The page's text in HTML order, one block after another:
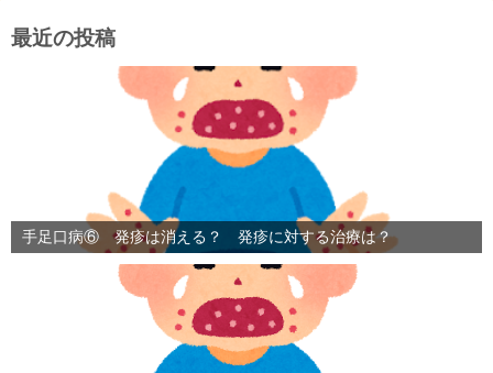
最近の投稿
手足口病⑥ 発疹は消える？ 発疹に対する治療は？